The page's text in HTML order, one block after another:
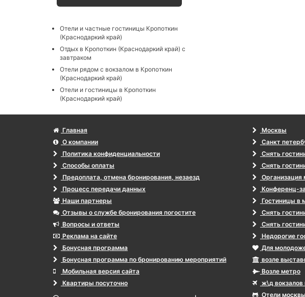
Отели и частные гостиницы Кропоткин
(Краснодаркий край)
Отдых в Кропоткин (Краснодаркий край) с
завтраком
Отели рядом с вокзалом в Кропоткин
(Краснодаркий край)
Отели и гостиницы в Кропоткин
(Краснодаркий край)
Главная
О компании
Политика конфиденциальности
Способы оплаты
Предоплата, отмена бронирования, незаезд
Процесс передачи данных
Наши партнеры
Отзывы о службе бронирования погостите
Вопросы и ответы
Реклама на сайте
Бонусная программа
Бонусная программа по бронированию мероприятий
Мобильная версия сайта
Квартиры посуточно
Москвы
Санкт
Снять
Снять
Организация
Конференц-
Гостиницы в
Снять
Снять
Недорогие
Для
возле
Возле метро
ж\д вокзалов
Отели